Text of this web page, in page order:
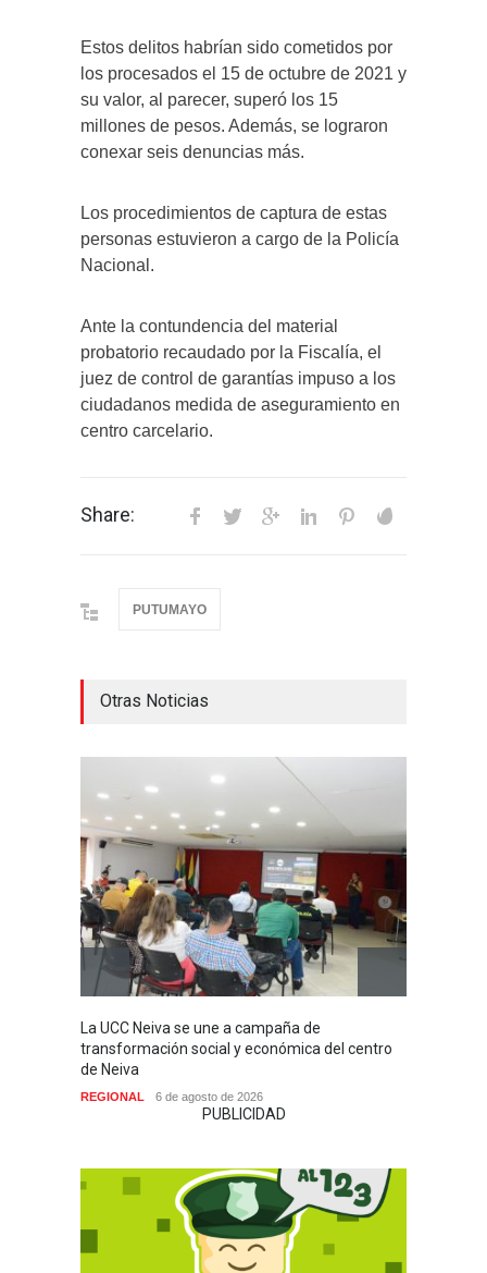
Estos delitos habrían sido cometidos por
los procesados el 15 de octubre de 2021 y
su valor, al parecer, superó los 15
millones de pesos. Además, se lograron
conexar seis denuncias más.
Los procedimientos de captura de estas
personas estuvieron a cargo de la Policía
Nacional.
Ante la contundencia del material
probatorio recaudado por la Fiscalía, el
juez de control de garantías impuso a los
ciudadanos medida de aseguramiento en
centro carcelario.
Share:
PUTUMAYO
Otras Noticias
La UCC Neiva se une a campaña de
transformación social y económica del centro
de Neiva
REGIONAL 6 de agosto de 2026
PUBLICIDAD